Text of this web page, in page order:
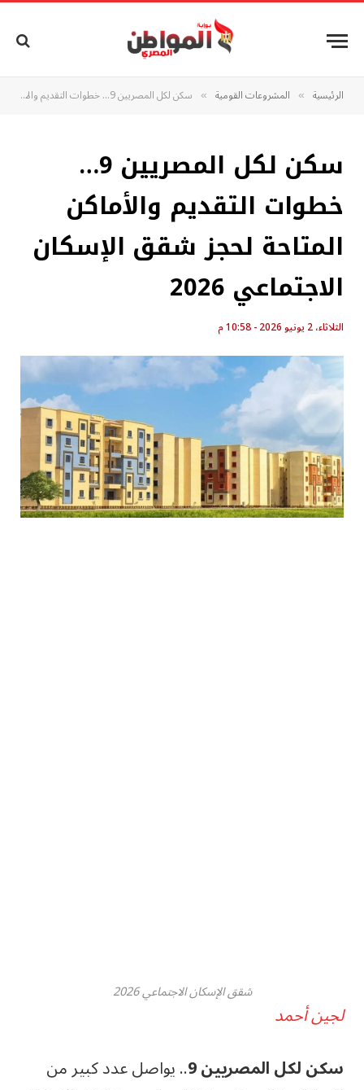
الرئيسية » المشروعات القومية » سكن لكل المصريين 9… خطوات التقديم والأماكن المتاحة لحجز شقق الإسكان الاجتماعي 2026
سكن لكل المصريين 9…
خطوات التقديم والأماكن
المتاحة لحجز شقق الإسكان
الاجتماعي 2026
الثلاثاء، 2 يونيو 2026 - 10:58 م
شقق الإسكان الاجتماعي 2026
لجين أحمد
سكن لكل المصريين 9 .. يواصل عدد كبير من